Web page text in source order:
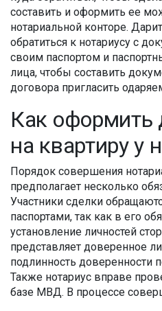
составить и оформить ее
нотариальной конторе.
обратиться к нотариусу с
своим паспортом и
лица, чтобы составить
договора пригласить
Как оформить
на квартиру у
Порядок совершения
предполагает несколько
Участники сделки
паспортами, так как в его
установление личностей
представляет доверенное
подлинность доверенности
Также нотариус вправе
базе МВД. В процессе